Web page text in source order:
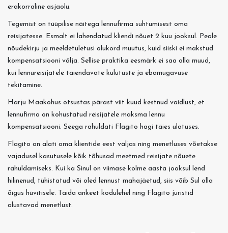
erakorraline asjaolu.
Tegemist on tüüpilise näitega lennufirma suhtumisest oma
reisijatesse. Esmalt ei lahendatud kliendi nõuet 2 kuu jooksul. Peale
nõudekirju ja meeldetuletusi olukord muutus, kuid siiski ei makstud
kompensatsiooni välja. Sellise praktika eesmärk ei saa olla muud,
kui lennureisijatele täiendavate kulutuste ja ebamugavuse
tekitamine.
Harju Maakohus otsustas pärast viit kuud kestnud vaidlust, et
lennufirma on kohustatud reisijatele maksma lennu
kompensatsiooni. Seega rahuldati Flagito hagi täies ulatuses.
Flagito on alati oma klientide eest väljas ning menetluses võetakse
vajadusel kasutusele kõik tõhusad meetmed reisijate nõuete
rahuldamiseks. Kui ka Sinul on viimase kolme aasta jooksul lend
hilinenud, tühistatud või oled lennust mahajäetud, siis võib Sul olla
õigus hüvitisele. Täida ankeet kodulehel ning Flagito juristid
alustavad menetlust.